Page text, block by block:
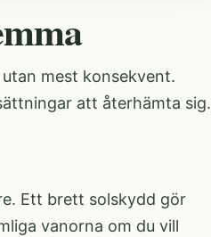
mest konsekvent.
att återhämta sig.
Ett brett solskydd gör
vanorna om du vill